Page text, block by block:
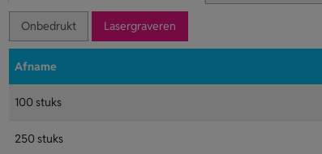
Onbedrukt Lasergraveren
Afname
100 stuks
250 stuks